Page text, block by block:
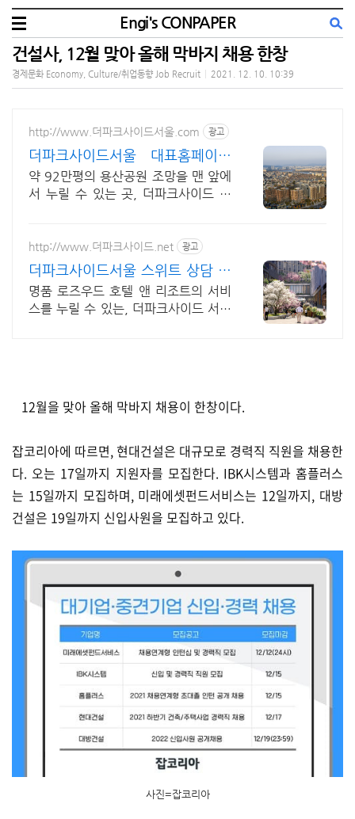
Engi's CONPAPER
건설사, 12월 맞아 올해 막바지 채용 한창
경제문화 Economy, Culture/취업동향 Job Recruit 2021. 12. 10. 10:39
http://www.더파크사이드서울.com 광고
더파크사이드서울 대표홈페이지
현대건설의 대규모 프로젝트!
약 92만평의 용산공원 조망을 맨 앞에
서 누릴 수 있는 곳, 더파크사이드 서
http://www.더파크사이드.net 광고
더파크사이드서울 스위트 상담 신
세계백화점 프리미엄 몰까지
명품 로즈우드 호텔 앤 리조트의 서비
스를 누릴 수 있는, 더파크사이드 서울
12월을 맞아 올해 막바지 채용이 한창이다.
잡코리아에 따르면, 현대건설은 대규모로 경력직 직원을 채용한
다. 오는 17일까지 지원자를 모집한다. IBK시스템과 홈플러스
는 15일까지 모집하며, 미래에셋펀드서비스는 12일까지, 대방
건설은 19일까지 신입사원을 모집하고 있다.
사진=잡코리아